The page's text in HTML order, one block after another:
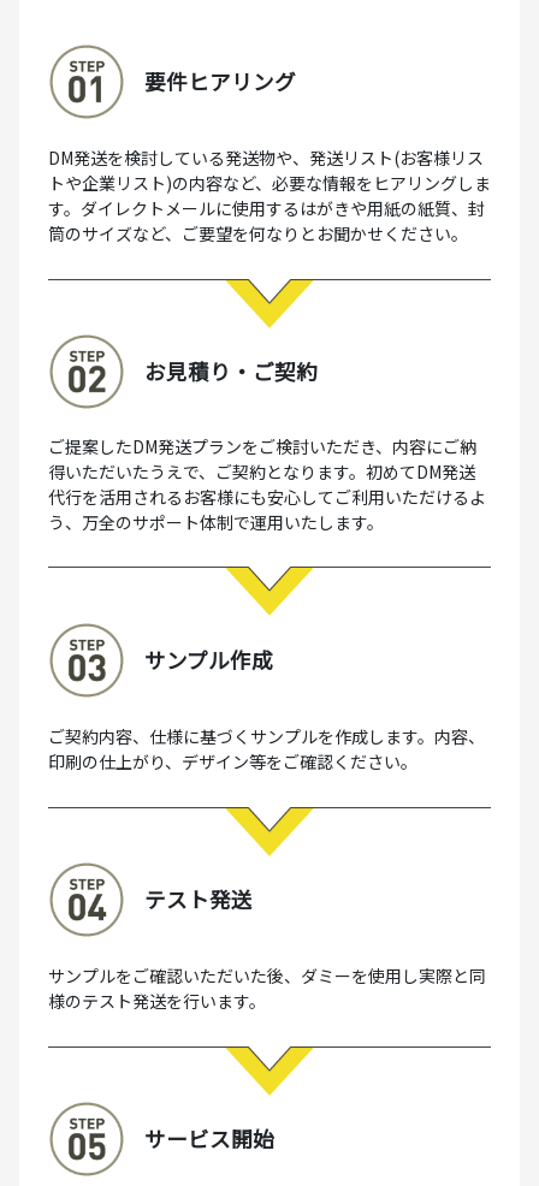
要件ヒアリング
DM発送を検討している発送物や、発送リスト(お客様リス
トや企業リスト)の内容など、必要な情報をヒアリングしま
す。ダイレクトメールに使用するはがきや用紙の紙質、封
筒のサイズなど、ご要望を何なりとお聞かせください。
お見積り・ご契約
ご提案したDM発送プランをご検討いただき、内容にご納
得いただいたうえで、ご契約となります。初めてDM発送
代行を活用されるお客様にも安心してご利用いただけるよ
う、万全のサポート体制で運用いたします。
サンプル作成
ご契約内容、仕様に基づくサンプルを作成します。内容、
印刷の仕上がり、デザイン等をご確認ください。
テスト発送
サンプルをご確認いただいた後、ダミーを使用し実際と同
様のテスト発送を行います。
サービス開始